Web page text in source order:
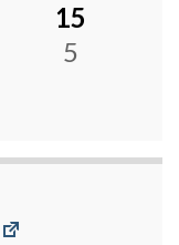
15
5